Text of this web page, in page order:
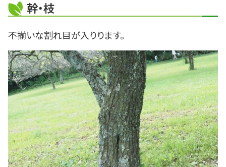
幹・枝
不揃いな割れ目が入りります。